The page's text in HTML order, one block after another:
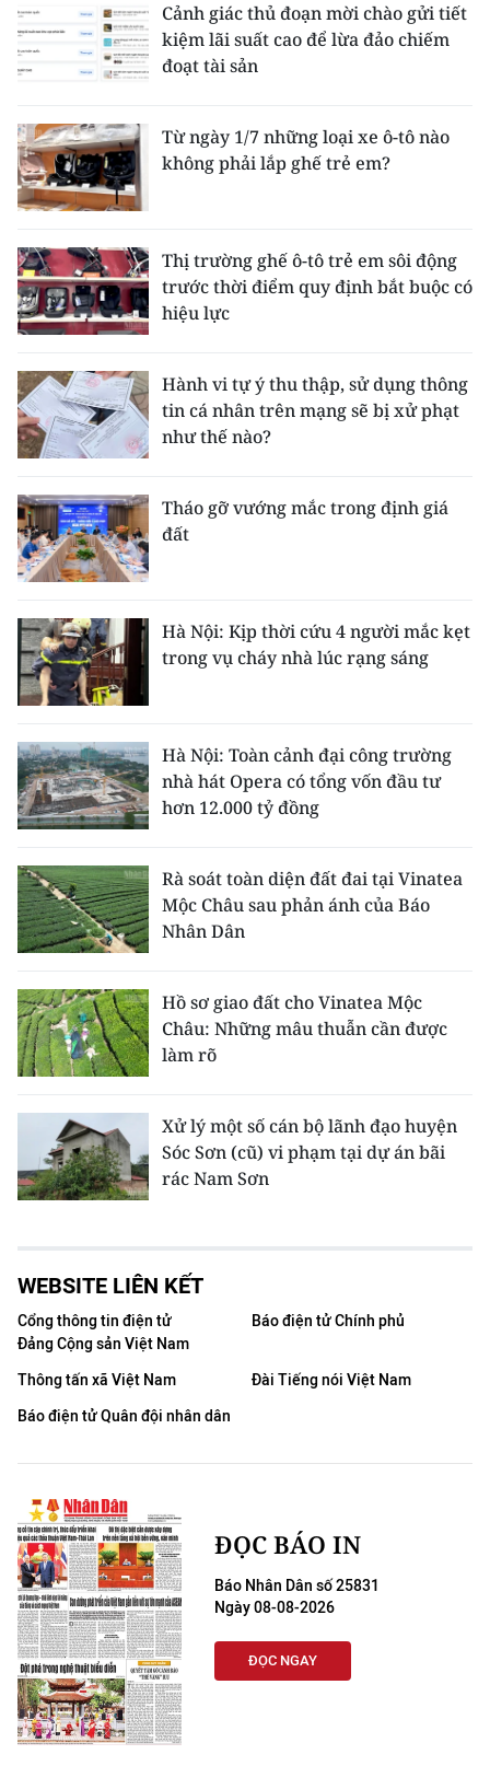
Cảnh giác thủ đoạn mời chào gửi tiết
kiệm lãi suất cao để lừa đảo chiếm
đoạt tài sản
Từ ngày 1/7 những loại xe ô-tô nào
không phải lắp ghế trẻ em?
Thị trường ghế ô-tô trẻ em sôi động
trước thời điểm quy định bắt buộc có
hiệu lực
Hành vi tự ý thu thập, sử dụng thông
tin cá nhân trên mạng sẽ bị xử phạt
như thế nào?
Tháo gỡ vướng mắc trong định giá
đất
Hà Nội: Kịp thời cứu 4 người mắc kẹt
trong vụ cháy nhà lúc rạng sáng
Hà Nội: Toàn cảnh đại công trường
nhà hát Opera có tổng vốn đầu tư
hơn 12.000 tỷ đồng
Rà soát toàn diện đất đai tại Vinatea
Mộc Châu sau phản ánh của Báo
Nhân Dân
Hồ sơ giao đất cho Vinatea Mộc
Châu: Những mâu thuẫn cần được
làm rõ
Xử lý một số cán bộ lãnh đạo huyện
Sóc Sơn (cũ) vi phạm tại dự án bãi
rác Nam Sơn
WEBSITE LIÊN KẾT
Cổng thông tin điện tử
Đảng Cộng sản Việt Nam
Báo điện tử Chính phủ
Thông tấn xã Việt Nam
Đài Tiếng nói Việt Nam
Báo điện tử Quân đội nhân dân
ĐỌC BÁO IN
Báo Nhân Dân số 25831
Ngày 08-08-2026
ĐỌC NGAY